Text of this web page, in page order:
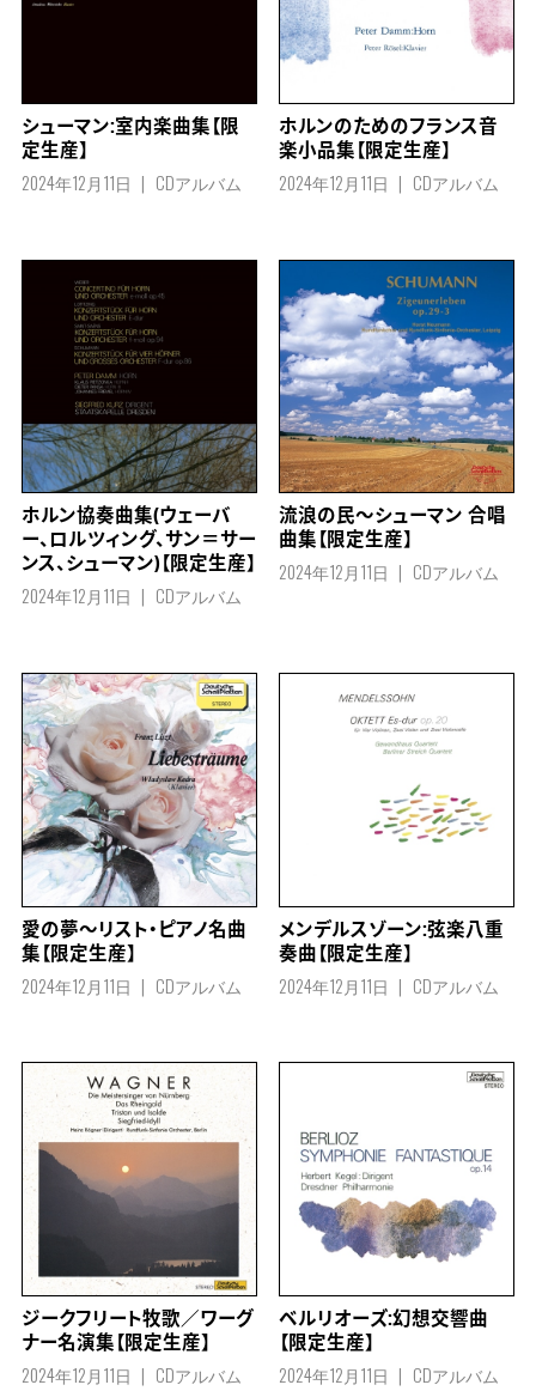
シューマン:室内楽曲集【限
定生産】
2024年12月11日 CDアルバム
ホルンのためのフランス音
楽小品集【限定生産】
2024年12月11日 CDアルバム
ホルン協奏曲集(ウェーバ
ー、ロルツィング、サン＝サー
ンス、シューマン)【限定生産】
2024年12月11日 CDアルバム
流浪の民～シューマン 合唱
曲集【限定生産】
2024年12月11日 CDアルバム
愛の夢～リスト・ピアノ名曲
集【限定生産】
2024年12月11日 CDアルバム
メンデルスゾーン:弦楽八重
奏曲【限定生産】
2024年12月11日 CDアルバム
ジークフリート牧歌／ワーグ
ナー名演集【限定生産】
2024年12月11日 CDアルバム
ベルリオーズ:幻想交響曲
【限定生産】
2024年12月11日 CDアルバム